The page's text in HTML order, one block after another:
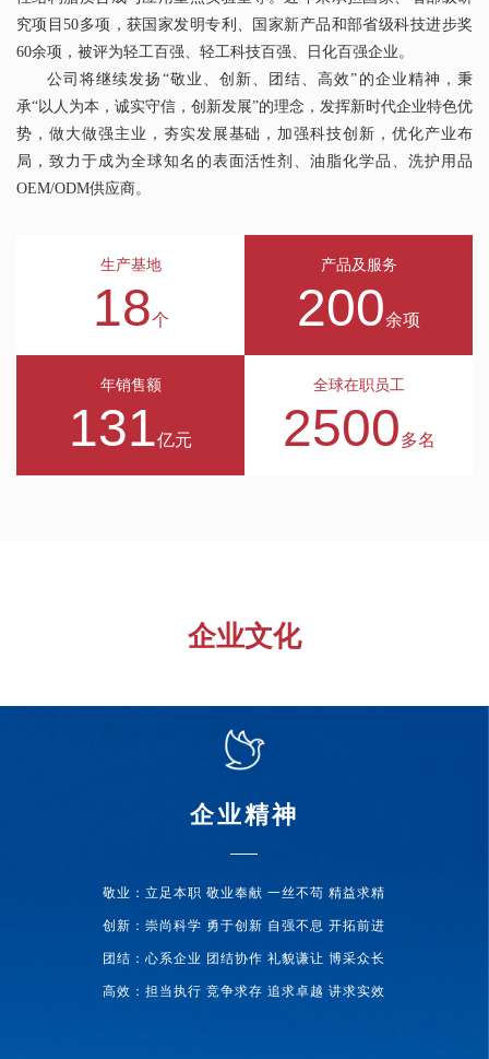
究项目50多项，获国家发明专利、国家新产品和部省级科技进步奖
60余项 ， 被评为轻工百强、轻工科技百强、日化百强企业。
公司将继续发扬“敬业、创新、团结、高效”的企业精神，秉
承“以人为本，诚实守信，创新发展”的理念，发挥新时代企业特色优
势，做大做强主业，夯实发展基础，加强科技创新，优化产业布
局，致力于成为全球知名的表面活性剂、油脂化学品、洗护用品
OEM/ODM供应商。
生产基地
18个
产品及服务
200余项
年销售额
131亿元
全球在职员工
2500多名
企业文化
企业精神
敬业：立足本职 敬业奉献 一丝不苟 精益求精
创新：崇尚科学 勇于创新 自强不息 开拓前进
团结：心系企业 团结协作 礼貌谦让 博采众长
高效：担当执行 竞争求存 追求卓越 讲求实效